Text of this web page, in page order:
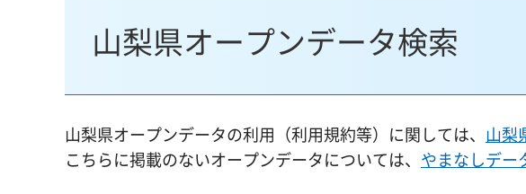
山梨県オープンデータ検索
山梨県オープンデータの利用（利用規約等）に関しては、 山梨
こちらに掲載のないオープンデータについては、 やまなしデー